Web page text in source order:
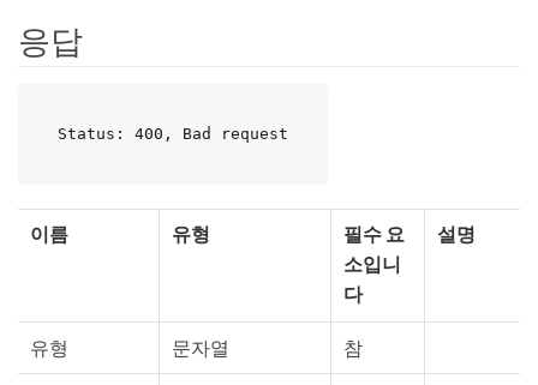
응답
Status: 400, Bad request
이름 유형
필수 요
소입니
다
설명
유형 문자열 참